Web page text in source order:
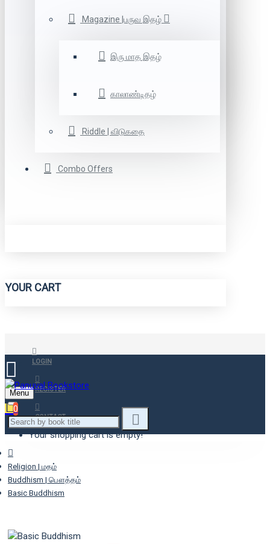
Magazine |பருவ இதழ்
இரு மாத இதழ்
காலாண்டிதழ்
Riddle | விடுகதை
Combo Offers
YOUR CART
LOGIN
REGISTER
CONTACT
Menu
0
Your shopping cart is empty!
Religion | மதம்
Buddhism | பௌத்தம்
Basic Buddhism